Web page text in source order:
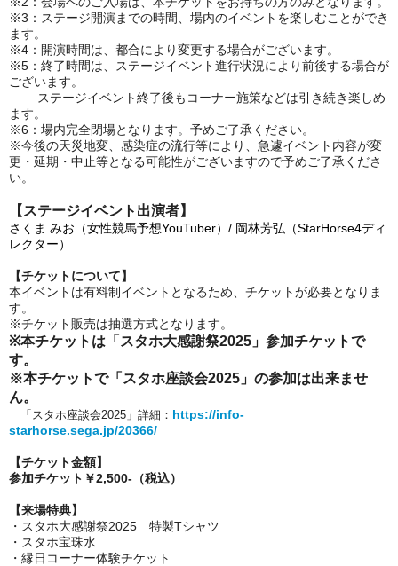
※3：ステージ開演までの時間、場内のイベントを楽しむことができ
ます。
※4：開演時間は、都合により変更する場合がございます。
※5：終了時間は、ステージイベント進行状況により前後する場合が
ございます。
ステージイベント終了後もコーナー施策などは引き続き楽しめ
ます。
※6：場内完全閉場となります。 予めご了承ください。
※今後の天災地変、感染症の流行等により、急遽イベント内容が変
更・延期・中止等となる可能性がございますので予めご了承くださ
い。
【ステージイベント出演者】
さくま みお（女性競馬予想YouTuber）/ 岡林芳弘（StarHorse4ディ
レクター）
【チケットについて】
本イベントは有料制イベントとなるため、チケットが必要となりま
す。
※チケット販売は抽選方式となります。
※本チケットは「 スタホ大感謝祭2025」参加チケットで
す。
※本チケットで「スタホ座談会2025」の参加は出来ませ
ん。
「スタホ座談会2025」詳細： https://info-
starhorse.sega.jp/20366/
【チケット金額】
参加チケット￥2,500-（税込）
【来場特典】
・スタホ大感謝祭2025 特製Tシャツ
・スタホ宝珠水
・縁日コーナー体験チケット